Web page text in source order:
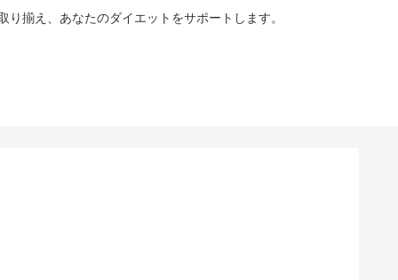
揃え、あなたのダイエットをサポートします。